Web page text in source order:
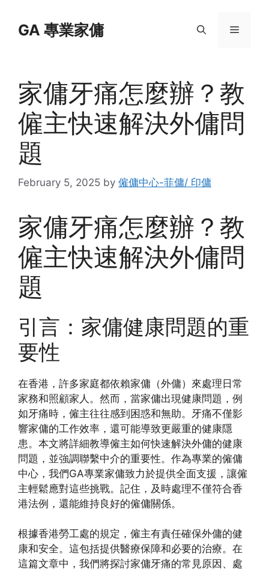
contentGA 專業家傭 Menu
家傭牙痛怎麼辦？教
僱主快速解決外傭問
題
February 5, 2025 by 僱傭中心-菲傭/ 印傭
家傭牙痛怎麼辦？教
僱主快速解決外傭問
題
引言：家傭健康問題的重
要性
在香港，許多家庭都依賴家傭（外傭）來處理日常
家務和照顧家人。然而，當家傭出現健康問題，例
如牙痛時，僱主往往感到困惑和無助。牙痛不僅影
響家傭的工作效率，還可能導致更嚴重的健康隱
患。本文將詳細教導僱主如何快速解決外傭的健康
問題，並強調聯繫中介的重要性。作為專業的僱傭
中心，我們GA專業家傭致力於提供全面支援，讓僱
主輕鬆應對這些挑戰。記住，及時處理不僅符合香
港法例，還能維持良好的僱傭關係。
根據香港勞工處的規定，僱主有責任確保外傭的健
康和安全。這包括提供醫療保障和必要的治療。在
這篇文章中，我們將探討家傭牙痛的常見原因、處